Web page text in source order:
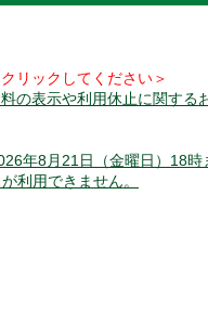
リックしてください＞
の表示や利用休止に関する
年8月21日（金曜日）18
利用できません。